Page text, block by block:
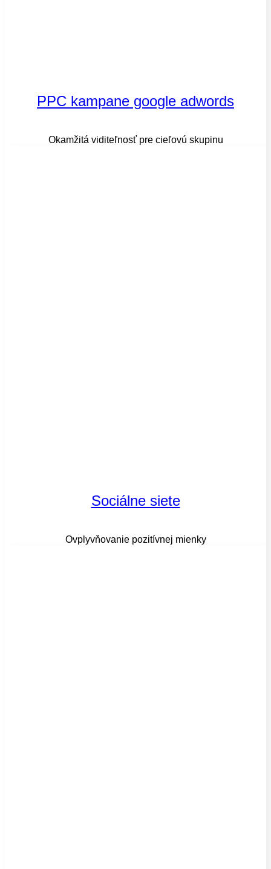
PPC kampane google adwords​
Okamžitá viditeľnosť pre cieľovú skupinu
Sociálne siete
Ovplyvňovanie pozitívnej mienky